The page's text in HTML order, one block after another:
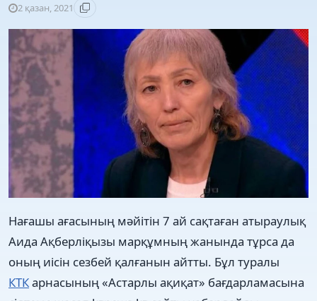
2 қазан, 2021
Нағашы ағасының мәйітін 7 ай сақтаған атыраулық
Аида Ақберліқызы марқұмның жанында тұрса да
оның иісін сезбей қалғанын айтты. Бұл туралы
КТКарнасының «Астарлы ақиқат» бағдарламасына